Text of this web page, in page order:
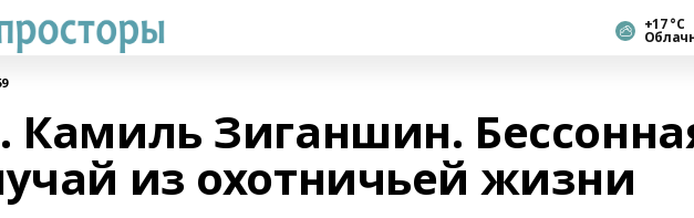
+17 °С
Камиль Зиганшин.
из охотничьей жизни